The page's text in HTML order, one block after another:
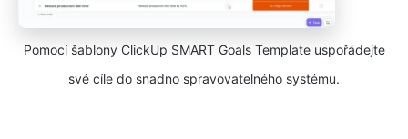
Pomocí šablony ClickUp SMART Goals Template uspořádejte
své cíle do snadno spravovatelného systému.